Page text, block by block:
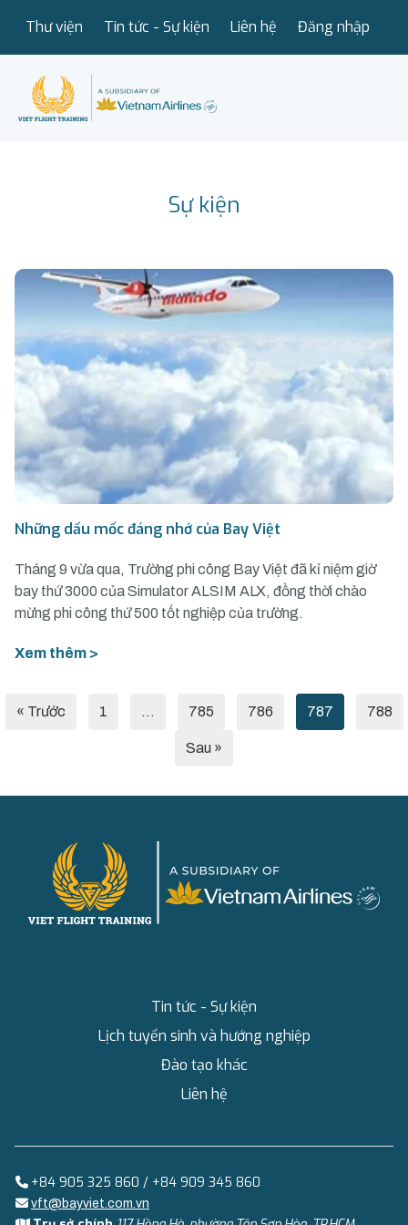
Thư viện Tin tức - Sự kiện Liên hệ Đăng nhập
Sự kiện
Những dấu mốc đáng nhớ của Bay Việt
Tháng 9 vừa qua, Trường phi công Bay Việt đã kỉ niệm giờ
bay thứ 3000 của Simulator ALSIM ALX, đồng thời chào
mừng phi công thứ 500 tốt nghiệp của trường.
Xem thêm >
« Trước 1 … 785 786 787 788
Sau »
Tin tức - Sự kiện
Lịch tuyển sinh và hướng nghiệp
Đào tạo khác
Liên hệ
+84 905 325 860 / +84 909 345 860
vft@bayviet.com.vn